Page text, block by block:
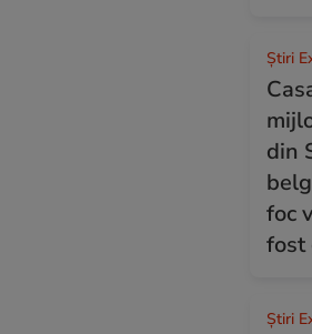
Știri
din
foc
fost
Știri